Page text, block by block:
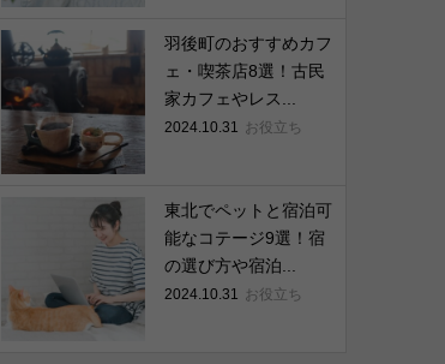
羽後町のおすすめカフ
ェ・喫茶店8選！古民
家カフェやレス...
2024.10.31 お役立ち
東北でペットと宿泊可
能なコテージ9選！宿
の選び方や宿泊...
2024.10.31 お役立ち